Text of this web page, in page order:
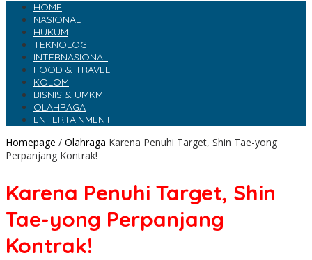
HOME
NASIONAL
HUKUM
TEKNOLOGI
INTERNASIONAL
FOOD & TRAVEL
KOLOM
BISNIS & UMKM
OLAHRAGA
ENTERTAINMENT
Homepage / Olahraga Karena Penuhi Target, Shin Tae-yong
Perpanjang Kontrak!
Karena Penuhi Target, Shin
Tae-yong Perpanjang
Kontrak!